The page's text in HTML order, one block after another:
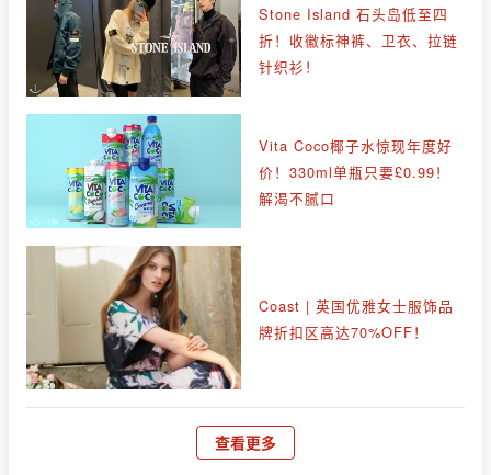
Stone Island 石头岛低至四
折！收徽标神裤、卫衣、拉链
针织衫！
Vita Coco椰子水惊现年度好
价！330ml单瓶只要£0.99！
解渴不腻口
Coast | 英国优雅女士服饰品
牌折扣区高达70%OFF！
查看更多